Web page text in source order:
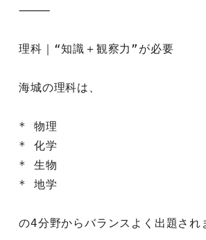
⸻
理科｜“知識＋観察力”が必要
海城の理科は、
* 物理
* 化学
* 生物
* 地学
の4分野からバランスよく出題され